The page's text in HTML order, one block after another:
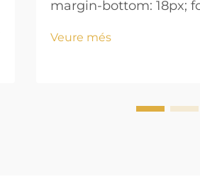
margin-bottom: 18px;
height: normal; } .blog-
Veure més